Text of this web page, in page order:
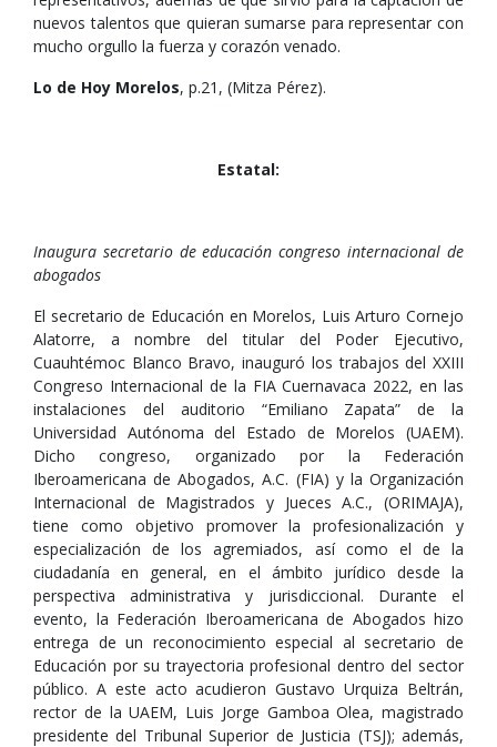
nuevos talentos que quieran sumarse para representar con
mucho orgullo la fuerza y corazón venado.
Lo de Hoy Morelos, p.21, (Mitza Pérez).
Estatal:
Inaugura secretario de educación congreso internacional de
abogados
El secretario de Educación en Morelos, Luis Arturo Cornejo
Alatorre, a nombre del titular del Poder Ejecutivo,
Cuauhtémoc Blanco Bravo, inauguró los trabajos del XXIII
Congreso Internacional de la FIA Cuernavaca 2022, en las
instalaciones del auditorio “Emiliano Zapata” de la
Universidad Autónoma del Estado de Morelos (UAEM).
Dicho congreso, organizado por la Federación
Iberoamericana de Abogados, A.C. (FIA) y la Organización
Internacional de Magistrados y Jueces A.C., (ORIMAJA),
tiene como objetivo promover la profesionalización y
especialización de los agremiados, así como el de la
ciudadanía en general, en el ámbito jurídico desde la
perspectiva administrativa y jurisdiccional. Durante el
evento, la Federación Iberoamericana de Abogados hizo
entrega de un reconocimiento especial al secretario de
Educación por su trayectoria profesional dentro del sector
público. A este acto acudieron Gustavo Urquiza Beltrán,
rector de la UAEM, Luis Jorge Gamboa Olea, magistrado
presidente del Tribunal Superior de Justicia (TSJ); además,